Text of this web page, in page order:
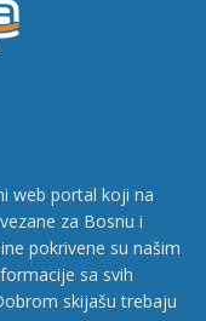
web portal koji na
za Bosnu i
pokrivene su našim
sa svih
skijašu trebaju